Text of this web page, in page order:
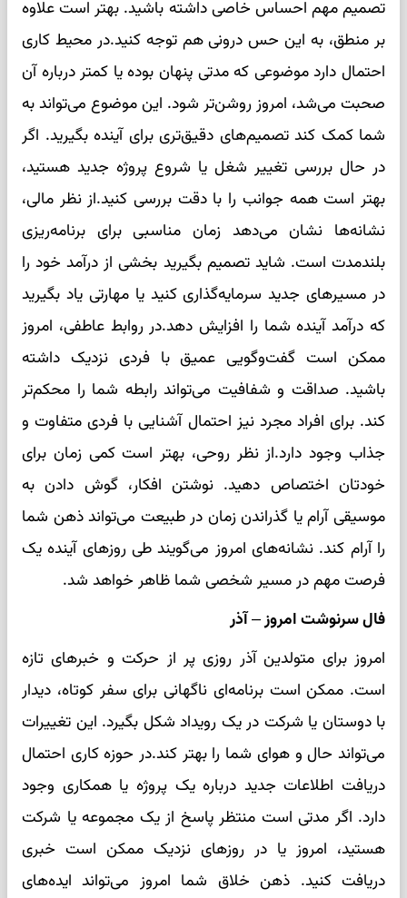
تصمیم مهم احساس خاصی داشته باشید. بهتر است علاوه
بر منطق، به این حس درونی هم توجه کنید.در محیط کاری
احتمال دارد موضوعی که مدتی پنهان بوده یا کمتر درباره آن
صحبت می‌شد، امروز روشن‌تر شود. این موضوع می‌تواند به
شما کمک کند تصمیم‌های دقیق‌تری برای آینده بگیرید. اگر
در حال بررسی تغییر شغل یا شروع پروژه جدید هستید،
بهتر است همه جوانب را با دقت بررسی کنید.از نظر مالی،
نشانه‌ها نشان می‌دهد زمان مناسبی برای برنامه‌ریزی
بلندمدت است. شاید تصمیم بگیرید بخشی از درآمد خود را
در مسیرهای جدید سرمایه‌گذاری کنید یا مهارتی یاد بگیرید
که درآمد آینده شما را افزایش دهد.در روابط عاطفی، امروز
ممکن است گفت‌وگویی عمیق با فردی نزدیک داشته
باشید. صداقت و شفافیت می‌تواند رابطه شما را محکم‌تر
کند. برای افراد مجرد نیز احتمال آشنایی با فردی متفاوت و
جذاب وجود دارد.از نظر روحی، بهتر است کمی زمان برای
خودتان اختصاص دهید. نوشتن افکار، گوش دادن به
موسیقی آرام یا گذراندن زمان در طبیعت می‌تواند ذهن شما
را آرام کند. نشانه‌های امروز می‌گویند طی روزهای آینده یک
فرصت مهم در مسیر شخصی شما ظاهر خواهد شد.
فال سرنوشت امروز – آذر
امروز برای متولدین آذر روزی پر از حرکت و خبرهای تازه
است. ممکن است برنامه‌ای ناگهانی برای سفر کوتاه، دیدار
با دوستان یا شرکت در یک رویداد شکل بگیرد. این تغییرات
می‌تواند حال و هوای شما را بهتر کند.در حوزه کاری احتمال
دریافت اطلاعات جدید درباره یک پروژه یا همکاری وجود
دارد. اگر مدتی است منتظر پاسخ از یک مجموعه یا شرکت
هستید، امروز یا در روزهای نزدیک ممکن است خبری
دریافت کنید. ذهن خلاق شما امروز می‌تواند ایده‌های